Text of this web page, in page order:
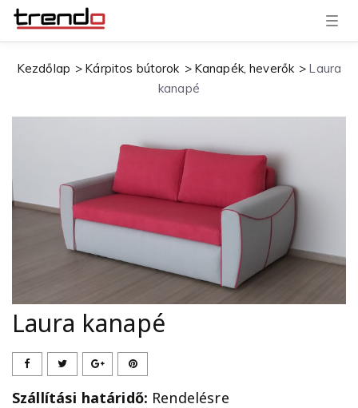
T
g
l
v
Kezdőlap Kárpitos bútorok Kanapék, heverők
Laura
kanapé
Laura kanapé
Szállítási határidő: Rendelésre